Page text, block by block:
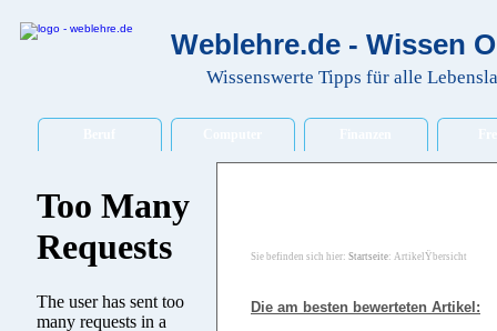
Weblehre.de - Wissen
Wissenswerte Tipps für alle
Sie befinden sich hier: Startseite: ArtikelŸbersicht
Die am besten bewerteten Artikel: